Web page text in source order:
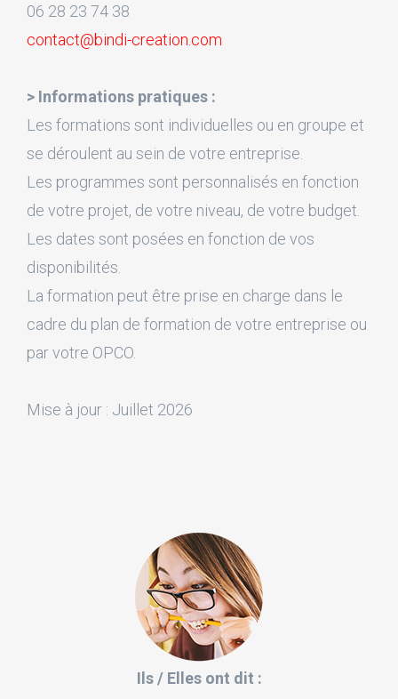
06 28 23 74 38
contact@bindi-creation.com
> Informations pratiques :
Les formations sont individuelles ou en groupe et
se déroulent au sein de votre entreprise.
Les programmes sont personnalisés en fonction
de votre projet, de votre niveau, de votre budget.
Les dates sont posées en fonction de vos
disponibilités.
La formation peut être prise en charge dans le
cadre du plan de formation de votre entreprise ou
par votre OPCO.
Mise à jour : Juillet 2026
Ils / Elles ont dit :